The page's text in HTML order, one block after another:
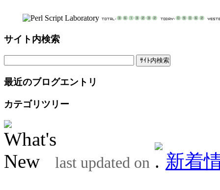
サイト内検索
最近のブログエントリ
カテゴリツリー
last updated on
新着